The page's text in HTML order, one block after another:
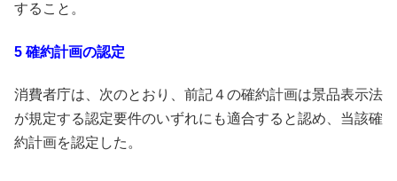
すること。
5 確約計画の認定
消費者庁は、次のとおり、前記４の確約計画は景品表示法
が規定する認定要件のいずれにも適合すると認め、当該確
約計画を認定した。